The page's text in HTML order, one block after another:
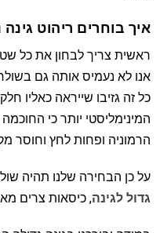
איך בוחרים ריהוט גינה
ראשית צריך לבחון את כל
אנו לא נעמיס אותה גם
כל זה גזיבו שייראה כאליו
המינימליסטי יותר כי
הרמוניה ופחות לחץ וחוסר
על כן הבחירה שלנו תהיה
גדול לגינה, כיסאות צרים